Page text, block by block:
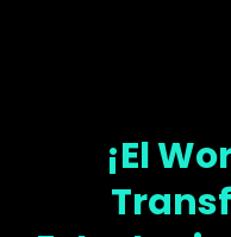
¡El